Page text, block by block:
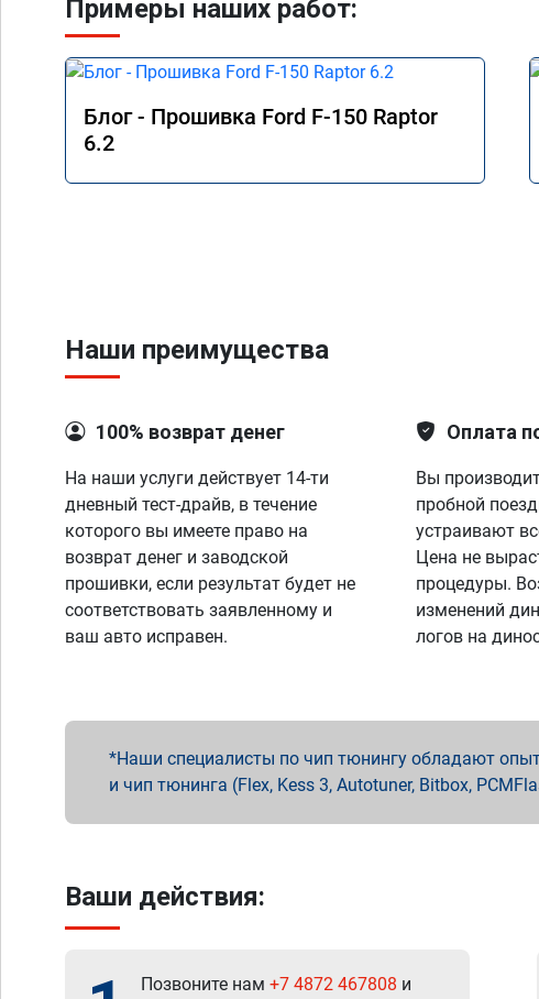
Примеры наших работ:
Блог - Прошивка Ford F-150 Raptor
6.2
Наши преимущества
100% возврат денег
На наши услуги действует 14-ти
дневный тест-драйв, в течение
которого вы имеете право на
возврат денег и заводской
прошивки, если результат будет не
соответствовать заявленному и
ваш авто исправен.
Оплата
Вы
пробной
устраивают
Цена не
процедуры.
изменений
логов на
Наши специалисты по чип тюнингу обладают
и чип тюнинга (Flex, Kess 3, Autotuner, Bitbox,
Ваши действия:
Позвоните нам +7 4872 467808 и